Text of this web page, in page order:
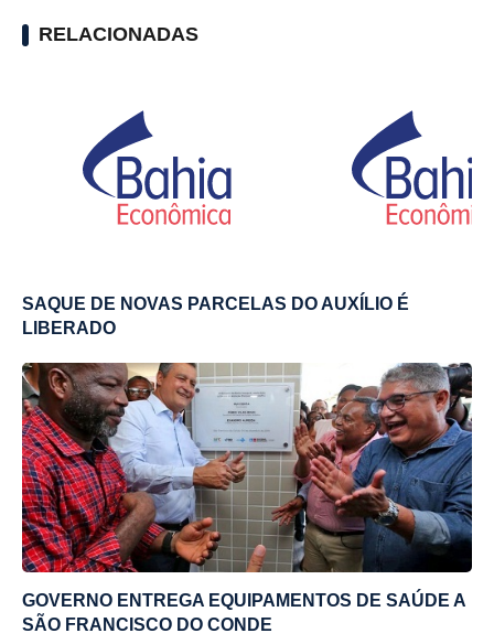
RELACIONADAS
SAQUE DE NOVAS PARCELAS DO AUXÍLIO É
LIBERADO
GOVERNO ENTREGA EQUIPAMENTOS DE SAÚDE A
SÃO FRANCISCO DO CONDE